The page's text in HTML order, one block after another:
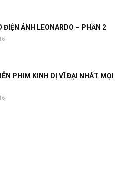
ĐIỆN ẢNH LEONARDO – PHẦN 2
PHIM KINH DỊ VĨ ĐẠI NHẤT MỌI